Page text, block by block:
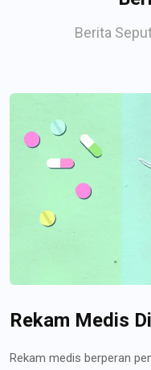
Berita
Rekam Medis
Rekam medis berperan